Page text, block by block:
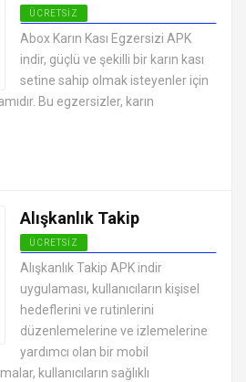
ÜCRETSIZ
ANDROID SAĞLIK VE FITNESS
UYGULAMALARI APK
Abox Karın Kası Egzersizi APK
indir, güçlü ve şekilli bir karın kası
setine sahip olmak isteyenler için
Bu egzersizler, karın
Alışkanlık Takip
ÜCRETSIZ
ANDROID SAĞLIK VE FITNESS
UYGULAMALARI APK
Alışkanlık Takip APK indir
uygulaması, kullanıcıların kişisel
hedeflerini ve rutinlerini
düzenlemelerine ve izlemelerine
yardımcı olan bir mobil
kullanıcıların sağlıklı